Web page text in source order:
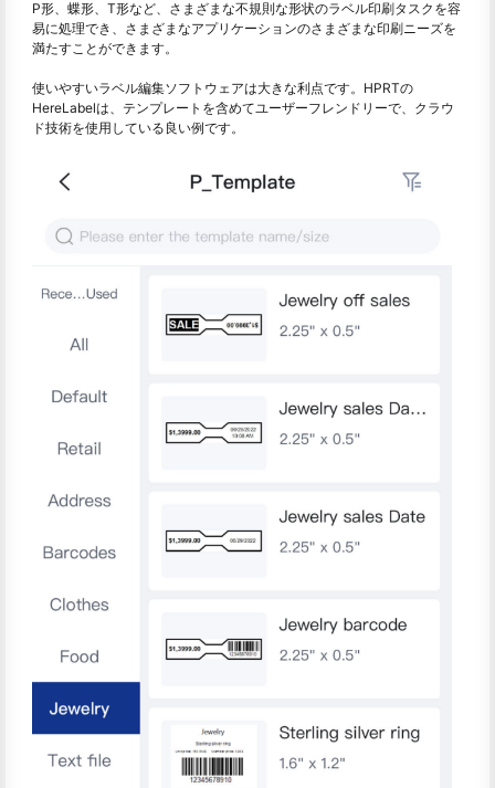
P形、蝶形、T形など、さまざまな不規則な形状のラベル印刷タスクを容
易に処理でき、さまざまなアプリケーションのさまざまな印刷ニーズを
満たすことができます。
使いやすいラベル編集ソフトウェアは大きな利点です。HPRTの
HereLabelは、テンプレートを含めてユーザーフレンドリーで、クラウ
ド技術を使用している良い例です。